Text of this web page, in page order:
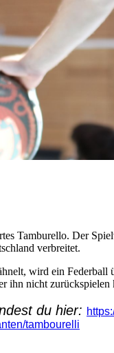
Tamburello. Der
verbreitet.
wird ein
ihn nicht
du hier:
tambourelli